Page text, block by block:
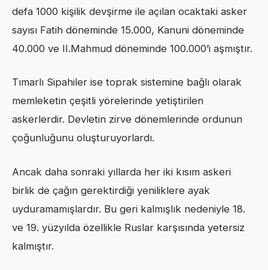
defa 1000 kişilik devşirme ile açılan ocaktaki asker
sayısı Fatih döneminde 15.000, Kanuni döneminde
40.000 ve II.Mahmud döneminde 100.000’i aşmıştır.
Tımarlı Sipahiler ise toprak sistemine bağlı olarak
memleketin çeşitli yörelerinde yetiştirilen
askerlerdir. Devletin zirve dönemlerinde ordunun
çoğunluğunu oluşturuyorlardı.
Ancak daha sonraki yıllarda her iki kısım askeri
birlik de çağın gerektirdiği yeniliklere ayak
uyduramamışlardır. Bu geri kalmışlık nedeniyle 18.
ve 19. yüzyılda özellikle Ruslar karşısında yetersiz
kalmıştır.